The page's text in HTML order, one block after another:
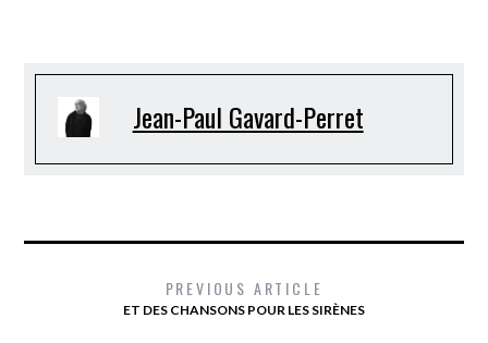
Jean-Paul Gavard-Perret
PREVIOUS ARTICLE
ET DES CHANSONS POUR LES SIRÈNES